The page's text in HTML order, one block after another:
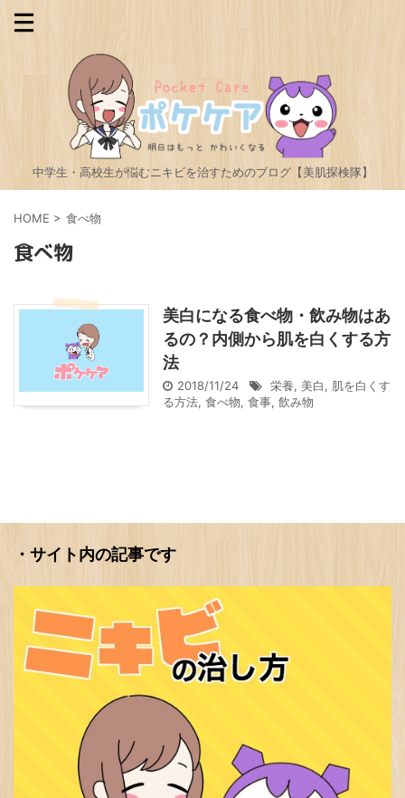
中学生・高校生が悩むニキビを治すためのブログ【美肌探検隊】
HOME > 食べ物
食べ物
美白になる食べ物・飲み物はあ
るの？内側から肌を白くする方
法
2018/11/24 栄養, 美白, 肌を白くす
る方法, 食べ物, 食事, 飲み物
・サイト内の記事です